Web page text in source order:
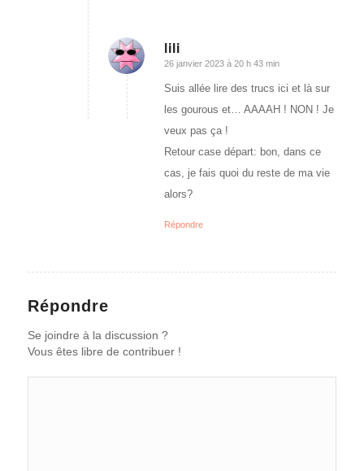
lili
dit
26 janvier 2023 à 20 h 43 min
Suis allée lire des trucs ici et là sur
les gourous et… AAAAH ! NON ! Je
veux pas ça !
Retour case départ: bon, dans ce
cas, je fais quoi du reste de ma vie
alors?
Répondre
Répondre
Se joindre à la discussion ?
Vous êtes libre de contribuer !